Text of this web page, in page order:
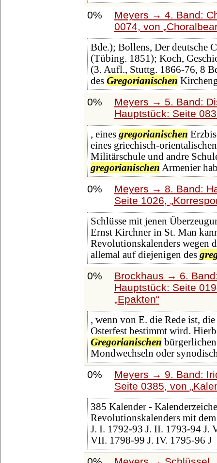
0%
Meyers → 4. Band:
0074, von
Bde.); Bollens, Der deutsche
(Tübing. 1851); Koch,
(3. Aufl., Stuttg. 1866-76, 8
des Gregorianischen
0%
Meyers → 5. Band:
Hauptstück: Seite
, eines gregorianischen
eines griechisch-
Militärschule und andre
gregorianischen Armenier
0%
Meyers → 8. Band:
Seite 1026,
Schlüsse mit jenen
Ernst Kirchner in St. Man
Revolutionskalenders wegen
allemal auf diejenigen des
0%
Brockhaus → 6.
Hauptstück: Seite
Epakten
, wenn von E. die Rede ist,
Osterfest bestimmt wird.
Gregorianischen
Mondwechseln oder
0%
Meyers → 9. Band:
Seite 0385, von
385 Kalender -
Revolutionskalenders mit
J. I. 1792-93 J. II. 1793-94 J.
VII. 1798-99 J. IV. 1795-96 J